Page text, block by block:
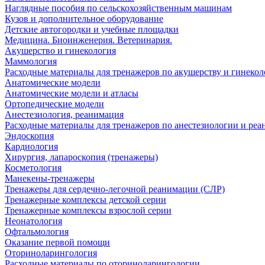
Наглядные пособия по сельскохозяйственным машинам
Кузов и дополнительное оборудование
Детские автогородки и учебные площадки
Медицина. Биоинженерия. Ветеринария.
Акушерство и гинекология
Маммология
Расходные материалы для тренажеров по акушерству и
Анатомические модели
Анатомические модели и атласы
Ортопедические модели
Анестезиология, реанимация
Расходные материалы для тренажеров по анестезиологии и
Эндоскопия
Кардиология
Хирургия, лапароскопия (тренажеры)
Косметология
Манекены-тренажеры
Тренажеры для сердечно-легочной реанимации (СЛР)
Тренажерные комплексы детской серии
Тренажерные комплексы взрослой серии
Неонатология
Офтальмология
Оказание первой помощи
Оториноларингология